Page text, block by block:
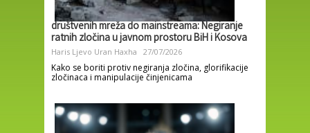
društvenih mreža do mainstreama: Negiranje
ratnih zločina u javnom prostoru BiH i Kosova
Haris Ljevo Uran Haxha 27/07/2026
Kako se boriti protiv negiranja zločina, glorifikacije
zločinaca i manipulacije činjenicama